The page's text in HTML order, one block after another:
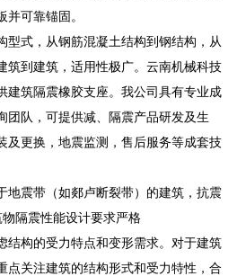
可靠锚固。
型式，从钢筋混凝土结构到钢结构，从
筑到建筑，适用性极广。云南机械科技
建筑隔震橡胶支座。我公司具有专业成
团队，可提供减、隔震产品研发及生
及更换，地震监测，售后服务等成套技
地震带（如郯卢断裂带）的建筑，抗震
隔震性能设计要求严格
结构的受力特点和变形需求。对于建筑
点关注建筑的结构形式和受力特性，合